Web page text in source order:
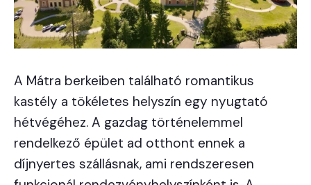
A Mátra berkeiben található romantikus
kastély a tökéletes helyszín egy nyugtató
hétvégéhez. A gazdag történelemmel
rendelkező épület ad otthont ennek a
díjnyertes szállásnak, ami rendszeresen